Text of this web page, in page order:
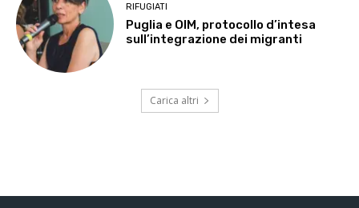
RIFUGIATI
Puglia e OIM, protocollo d’intesa
sull’integrazione dei migranti
Carica altri